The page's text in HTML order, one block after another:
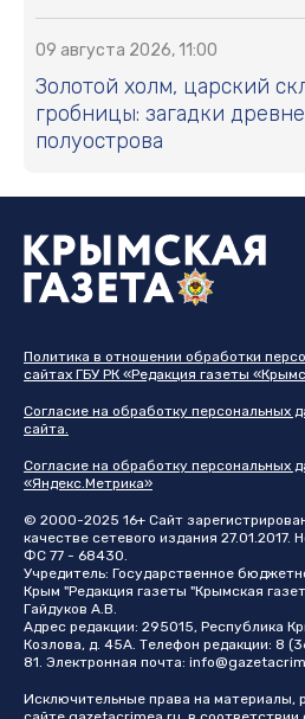
09 августа 2026, 11:00
Золотой холм, царский
гробницы: загадки
полуострова
Политика в отношении обработки
сайтах ГБУ РК «Редакция газеты
Согласие на обработку персональных
сайта.
Согласие на обработку персональных
«Яндекс.Метрика»
© 2000-2025 16+ Сайт
качестве сетевого издания
ФС 77 - 68430.
Учредитель: Государственное
Крым "Редакция газеты "Крымская
Гайдуков А.В.
Адрес редакции: 295015, Республика
Козлова, д. 45А. Телефон редакции: 8
81. Электронная почта:
Исключительные права на материалы,